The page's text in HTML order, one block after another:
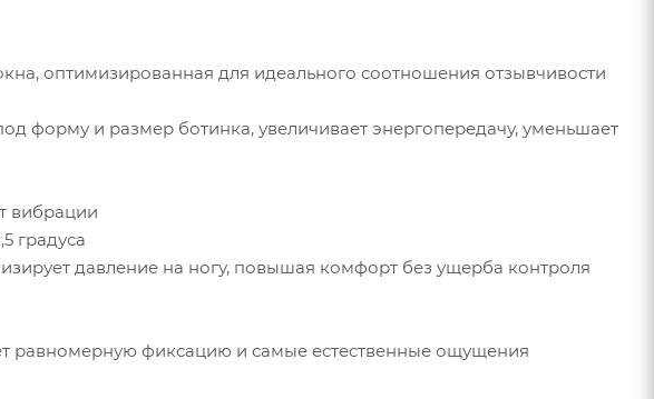
оптимизированная для идеального соотношения отзывчивости
форму и размер ботинка, увеличивает энергопередачу, уменьшает
вибрации
градуса
давление на ногу, повышая комфорт без ущерба контроля
равномерную фиксацию и самые естественные ощущения